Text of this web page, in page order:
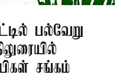
பல்வேறு
சங்கம்